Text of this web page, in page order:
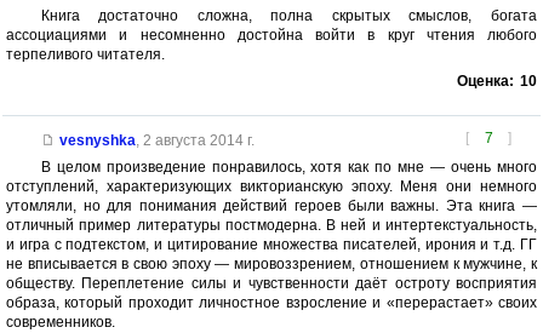
Книга достаточно сложна, полна скрытых смыслов, богата
ассоциациями и несомненно достойна войти в круг чтения любого
терпеливого читателя.
Оценка: 10
[ 7 ]
vesnyshka, 2 августа 2014 г.
В целом произведение понравилось, хотя как по мне — очень много
отступлений, характеризующих викторианскую эпоху. Меня они немного
утомляли, но для понимания действий героев были важны. Эта книга —
отличный пример литературы постмодерна. В ней и интертекстуальность,
и игра с подтекстом, и цитирование множества писателей, ирония и т.д. ГГ
не вписывается в свою эпоху — мировоззрением, отношением к мужчине, к
обществу. Переплетение силы и чувственности даёт остроту восприятия
образа, который проходит личностное взросление и «перерастает» своих
современников.